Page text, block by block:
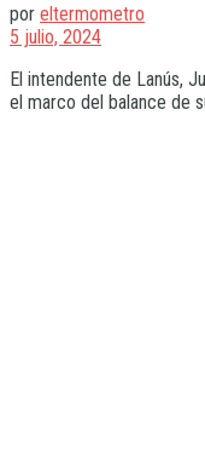
por eltermometro
5 julio, 2024
El intendente de Lanús,
el marco del balance de